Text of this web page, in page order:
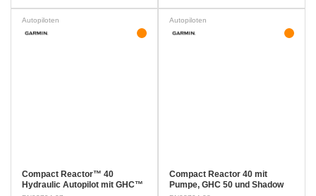
Autopiloten
Compact Reactor™ 40
Hydraulic Autopilot mit GHC™
Autopiloten
Compact Reactor 40 mit
Pumpe, GHC 50 und Shadow